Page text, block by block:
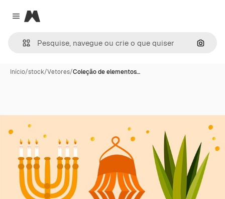
Close menu
Magnific
Início/stock/Vetores/Coleção de elementos…